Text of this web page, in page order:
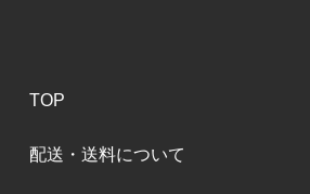
TOP
配送・送料について